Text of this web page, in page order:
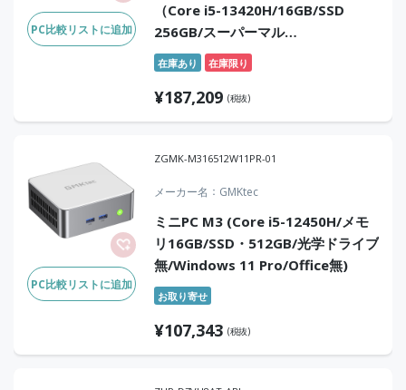
PC比較リストに追加
（Core i5-13420H/16GB/SSD
256GB/スーパーマル
チ/Win11Pro/Office無）
在庫あり 在庫限り
¥187,209 (税抜)
PC比較リストに追加
ZGMK-M316512W11PR-01
メーカー名 GMKtec
ミニPC M3 (Core i5-12450H/メモ
リ16GB/SSD・512GB/光学ドライブ
無/Windows 11 Pro/Office無)
お取り寄せ
¥107,343 (税抜)